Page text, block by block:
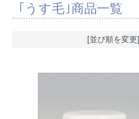
｢うす毛｣商品一覧
[並び順を変更]